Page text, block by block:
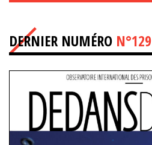
DERNIER NUMÉRO N°129